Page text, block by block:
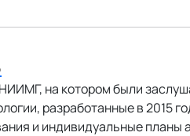
на котором были
разработанные в 2015
и индивидуальные планы